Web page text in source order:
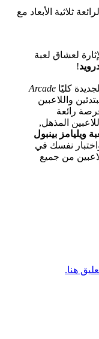
ثلاثية الأبعاد مع
لعشاق لعبة
!
كليًا Arcade
واللاعبين
رائعة
المذهل,
ويليامز بينبول
نفسك في
من جميع
هنا.